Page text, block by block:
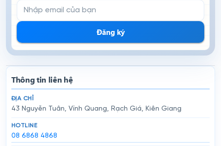
Email đăng ký nhận tin
Đăng ký
Thông tin liên hệ
ĐỊA CHỈ
43 Nguyễn Tuân, Vĩnh Quang, Rạch Giá, Kiên Giang
HOTLINE
08 6868 4868